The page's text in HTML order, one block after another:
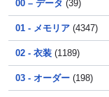
00 – データ (39)
01 - メモリア (4347)
02 - 衣装 (1189)
03 - オーダー (198)